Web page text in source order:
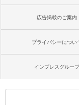
広告掲載のご案内
プライバシーについ
インプレスグループ